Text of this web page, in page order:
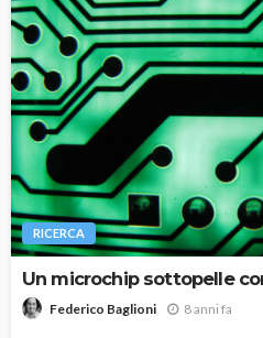
RICERCA
Un microchip sottopelle
Federico Baglioni 8 anni fa